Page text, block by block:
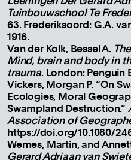
Tuinbouwschool Te
63. Frederiksoord: G.A.
1916.
Van der Kolk, Bessel A.
Mind, brain and body in
trauma. London: Penguin
Vickers, Morgan P. “On
Ecologies, Moral
Swampland Destruction.”
Association of
https://doi.org/10.1080/
Wemes, Martin, and
Gerard Adriaan van